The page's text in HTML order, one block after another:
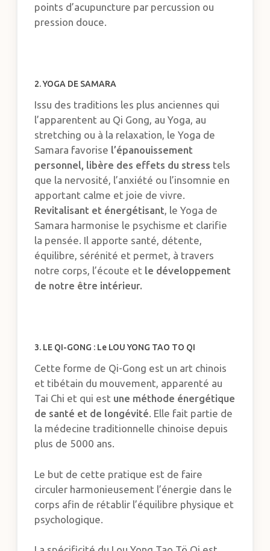
points d’acupuncture par percussion ou
pression douce.
2. YOGA DE SAMARA
Issu des traditions les plus anciennes qui
l’apparentent au Qi Gong, au Yoga, au
stretching ou à la relaxation, le Yoga de
Samara favorise l’épanouissement
personnel, libère des effets du stress tels
que la nervosité, l’anxiété ou l’insomnie en
apportant calme et joie de vivre.
Revitalisant et énergétisant, le Yoga de
Samara harmonise le psychisme et clarifie
la pensée. Il apporte santé, détente,
équilibre, sérénité et permet, à travers
notre corps, l’écoute et le développement
de notre être intérieur.
3. LE QI-GONG : Le LOU YONG TAO TO QI
Cette forme de Qi-Gong est un art chinois
et tibétain du mouvement, apparenté au
Tai Chi et qui est une méthode énergétique
de santé et de longévité. Elle fait partie de
la médecine traditionnelle chinoise depuis
plus de 5000 ans.
Le but de cette pratique est de faire
circuler harmonieusement l’énergie dans le
corps afin de rétablir l’équilibre physique et
psychologique.